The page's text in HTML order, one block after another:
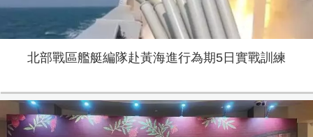
北部戰區艦艇編隊赴黃海進行為期5日實戰訓練